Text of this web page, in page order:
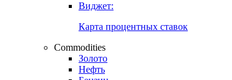
Виджет:
Карта процентных ставок
Commodities
Золото
Нефть